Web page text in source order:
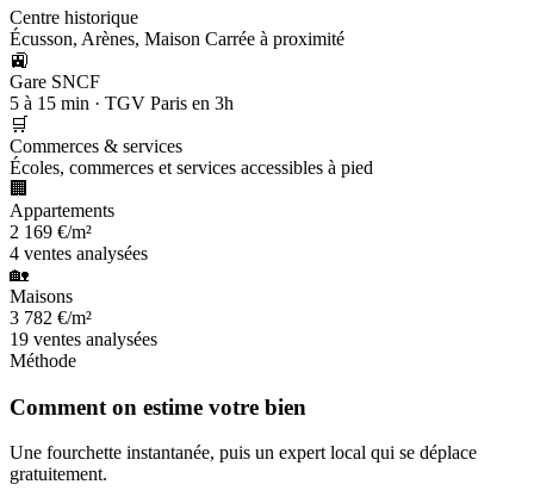
Centre historique
Écusson, Arènes, Maison Carrée à proximité
🚉
Gare SNCF
5 à 15 min · TGV Paris en 3h
🛒
Commerces & services
Écoles, commerces et services accessibles à pied
🏢
Appartements
2 169 €/m²
4 ventes analysées
🏡
Maisons
3 782 €/m²
19 ventes analysées
Méthode
Comment on estime votre bien
Une fourchette instantanée, puis un expert local qui se déplace
gratuitement.